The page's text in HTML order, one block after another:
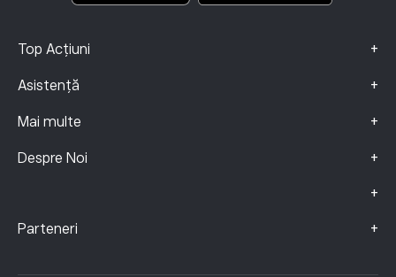
Top Acțiuni +
Asistență +
Mai multe +
Despre Noi +
+
Parteneri +